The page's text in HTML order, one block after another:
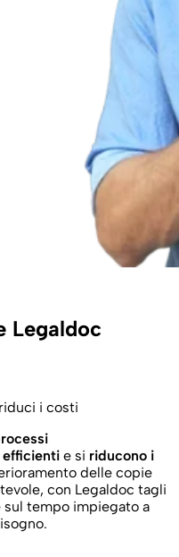
Legaldoc
i costi
efficienti e si riducono i
delle copie
con Legaldoc tagli
tempo impiegato a